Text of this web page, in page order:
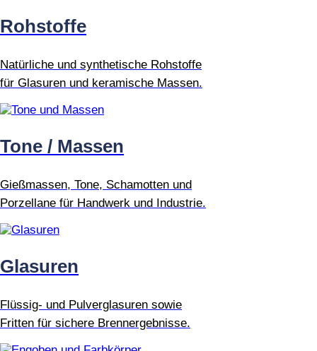
Rohstoffe
Natürliche und synthetische Rohstoffe
für Glasuren und keramische Massen.
Tone / Massen
Gießmassen, Tone, Schamotten und
Porzellane für Handwerk und Industrie.
Glasuren
Flüssig- und Pulverglasuren sowie
Fritten für sichere Brennergebnisse.